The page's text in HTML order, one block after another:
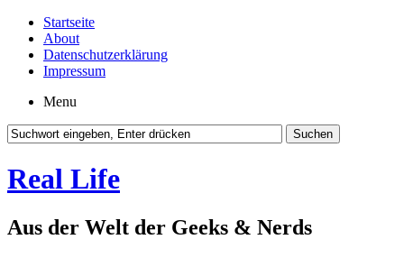
Startseite
About
Datenschutzerklärung
Impressum
Menu
Real Life
Aus der Welt der Geeks & Nerds